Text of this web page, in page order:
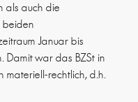
als auch die
beiden
Januar bis
Damit war das BZSt in
materiell-rechtlich, d.h.